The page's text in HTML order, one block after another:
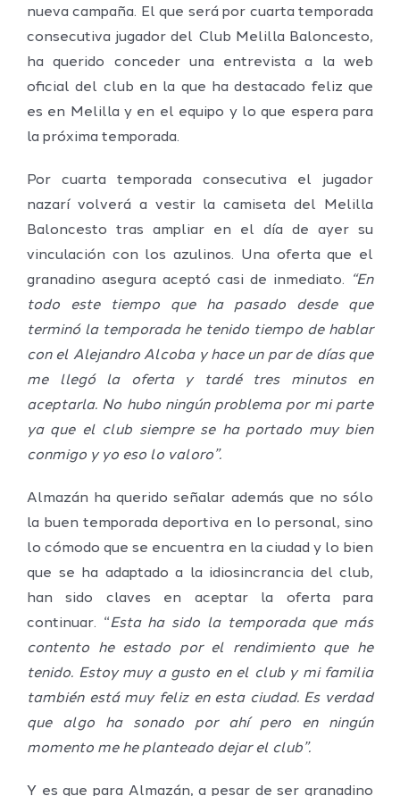
nueva campaña. El que será por cuarta temporada
consecutiva jugador del Club Melilla Baloncesto,
ha querido conceder una entrevista a la web
oficial del club en la que ha destacado feliz que
es en Melilla y en el equipo y lo que espera para
la próxima temporada.
Por cuarta temporada consecutiva el jugador
nazarí volverá a vestir la camiseta del Melilla
Baloncesto tras ampliar en el día de ayer su
vinculación con los azulinos. Una oferta que el
granadino asegura aceptó casi de inmediato.
“En
todo este tiempo que ha pasado desde que
terminó la temporada he tenido tiempo de hablar
con el Alejandro Alcoba y hace un par de días que
me llegó la oferta y tardé tres minutos en
aceptarla. No hubo ningún problema por mi parte
ya que el club siempre se ha portado muy bien
conmigo y yo eso lo valoro”.
Almazán ha querido señalar además que no sólo
la buen temporada deportiva en lo personal, sino
lo cómodo que se encuentra en la ciudad y lo bien
que se ha adaptado a la idiosincrancia del club,
han sido claves en aceptar la oferta para
continuar. “Esta ha sido la temporada que más
contento he estado por el rendimiento que he
tenido. Estoy muy a gusto en el club y mi familia
también está muy feliz en esta ciudad. Es verdad
que algo ha sonado por ahí pero en ningún
momento me he planteado dejar el club”.
Y es que para Almazán, a pesar de ser granadino